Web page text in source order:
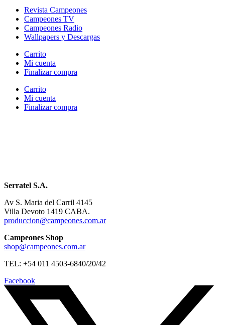
Revista Campeones
Campeones TV
Campeones Radio
Wallpapers y Descargas
Carrito
Mi cuenta
Finalizar compra
Carrito
Mi cuenta
Finalizar compra
Serratel S.A.
Av S. Maria del Carril 4145
Villa Devoto 1419 CABA.
produccion@campeones.com.ar
Campeones Shop
shop@campeones.com.ar
TEL: +54 011 4503-6840/20/42
Facebook